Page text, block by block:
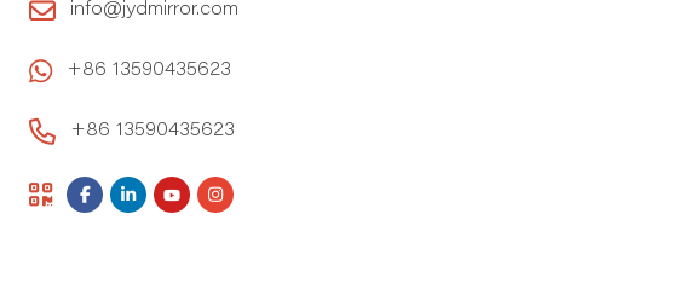
info@jydmirror.com
+86 13590435623
+86 13590435623